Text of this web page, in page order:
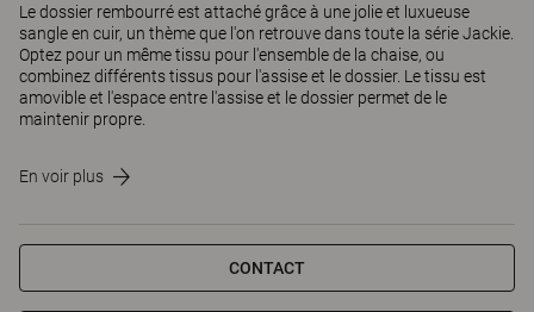
Le dossier rembourré est attaché grâce à une jolie et luxueuse
sangle en cuir, un thème que l'on retrouve dans toute la série Jackie.
Optez pour un même tissu pour l'ensemble de la chaise, ou
combinez différents tissus pour l'assise et le dossier. Le tissu est
amovible et l'espace entre l'assise et le dossier permet de le
maintenir propre.
En voir plus
CONTACT